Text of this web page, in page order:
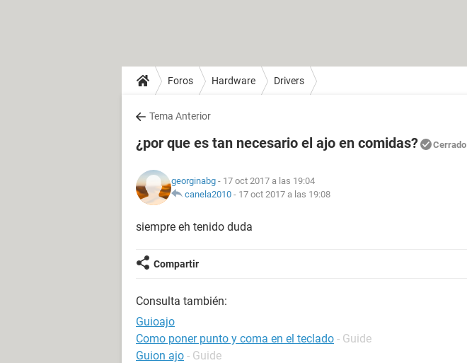
Foros Hardware Drivers
Tema Anterior
¿por que es tan necesario el ajo en comidas? Cerrado
georginabg - 17 oct 2017 a las 19:04
canela2010 - 17 oct 2017 a las 19:08
siempre eh tenido duda
Compartir
Consulta también:
Guioajo
Como poner punto y coma en el teclado - Guide
Guion ajo - Guide